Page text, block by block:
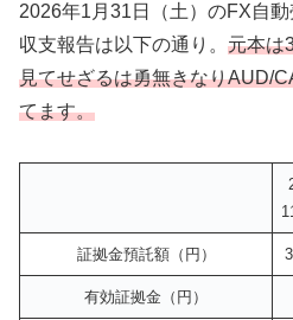
2026年1月31日（土）のFX自動
収支報告は以下の通り。 元本は
見てせざるは勇無きなりAUD/
てます。
証拠金預託額（円）
有効証拠金（円）